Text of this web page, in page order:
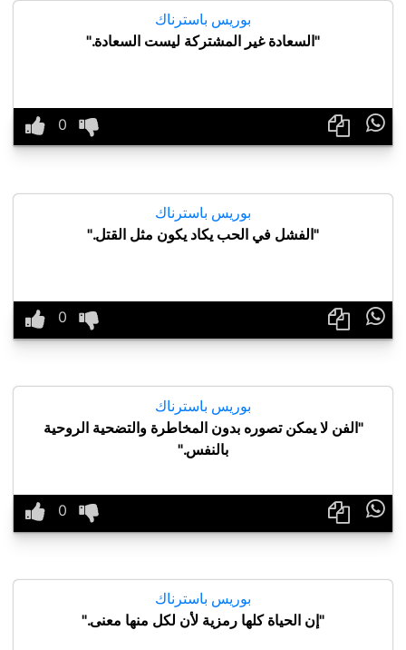
بوريس باسترناك
"السعادة غير المشتركة ليست السعادة."

بوريس باسترناك
"الفشل في الحب يكاد يكون مثل القتل."

بوريس باسترناك
"الفن لا يمكن تصوره بدون المخاطرة والتضحية الروحية
بالنفس."

بوريس باسترناك
"إن الحياة كلها رمزية لأن لكل منها معنى."